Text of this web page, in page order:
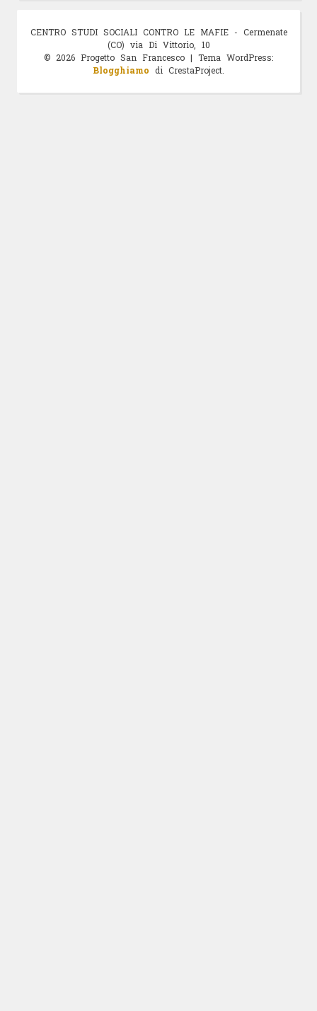
© 2026 Progetto San Francesco | Tema WordPress:
Blogghiamo di CrestaProject.